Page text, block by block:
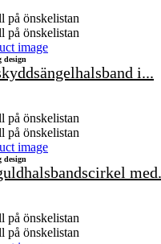
på önskelistan
på önskelistan
design
i...
på önskelistan
på önskelistan
design
på önskelistan
på önskelistan